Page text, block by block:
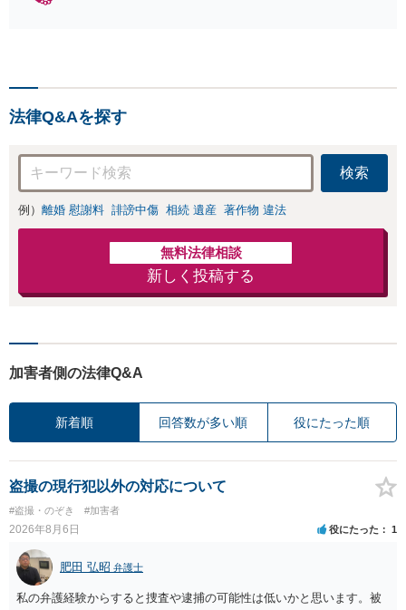
法律Q&Aを探す
検索
例） 離婚 慰謝料 誹謗中傷 相続 遺産 著作物 違法
無料法律相談
新しく投稿する
加害者側の法律Q&A
新着順 回答数が多い順 役にたった順
盗撮の現行犯以外の対応について
#盗撮・のぞき #加害者
2026年8月6日 役にたった 1
肥田 弘昭 弁護士
私の弁護経験からすると捜査や逮捕の可能性は低いかと思います。被